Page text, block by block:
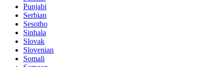
Punjabi
Serbian
Sesotho
Sinhala
Slovak
Slovenian
Somali